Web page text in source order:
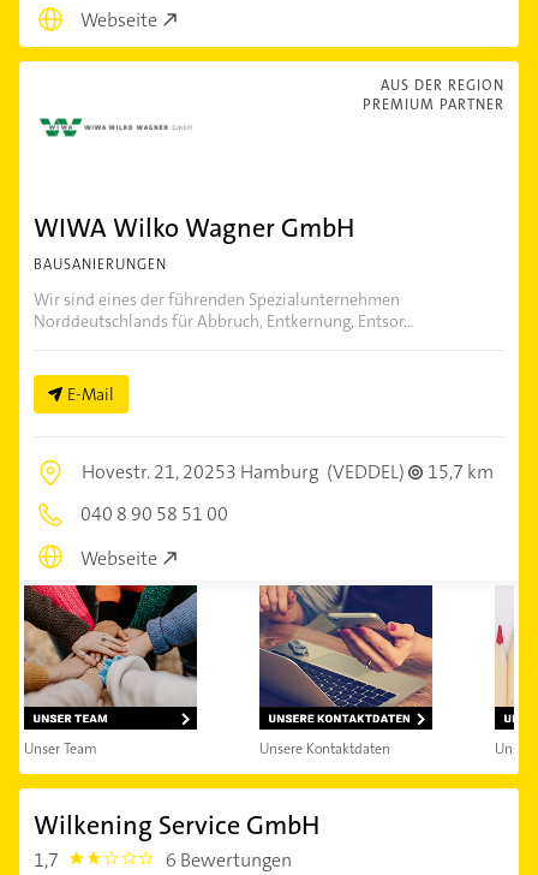
Webseite
AUS DER REGION
PREMIUM PARTNER
WIWA Wilko Wagner GmbH
BAUSANIERUNGEN
Wir sind eines der führenden Spezialunternehmen
Norddeutschlands für Abbruch, Entkernung, Entsor...
E-Mail
Hovestr. 21,20253 Hamburg (VEDDEL)
15,7 km
040 8 90 58 51 00
Webseite
Unser Team Unsere Kontaktdaten
Wilkening Service GmbH
1,7 1.7 6 Bewertungen